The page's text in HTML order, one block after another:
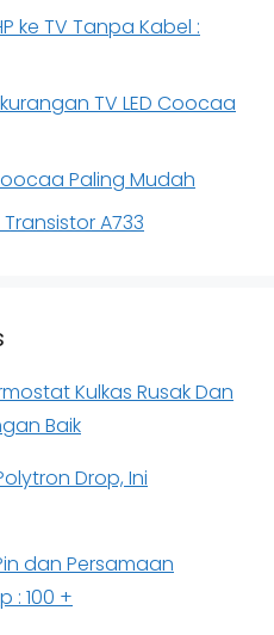
ke TV Tanpa Kabel :
TV LED Coocaa
Paling Mudah
A733
Kulkas Rusak Dan
Baik
Drop, Ini
dan Persamaan
: 100 +